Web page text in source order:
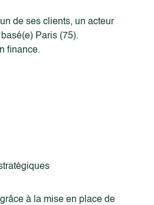
de ses clients, un acteur
basé(e) Paris (75).
finance.
à la mise en place de